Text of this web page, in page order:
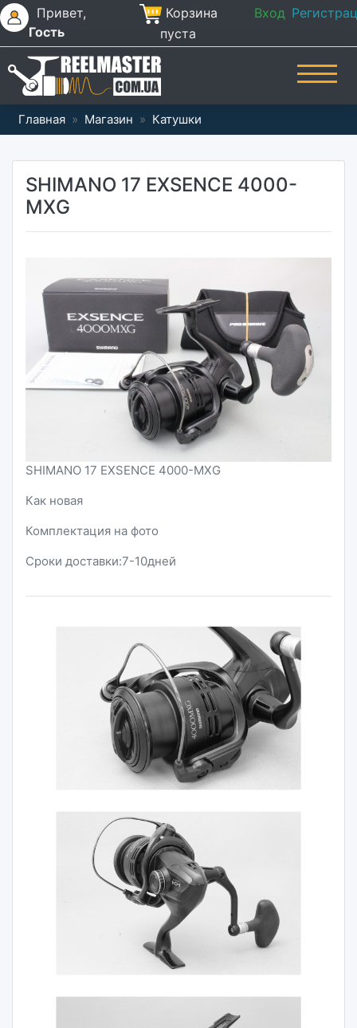
Привет,
Гость
Корзина
пуста
Вход
Главная » Магазин » Катушки
SHIMANO 17 EXSENCE 4000-
MXG
SHIMANO 17 EXSENCE 4000-MXG
Как новая
Комплектация на фото
Сроки доставки:7-10дней